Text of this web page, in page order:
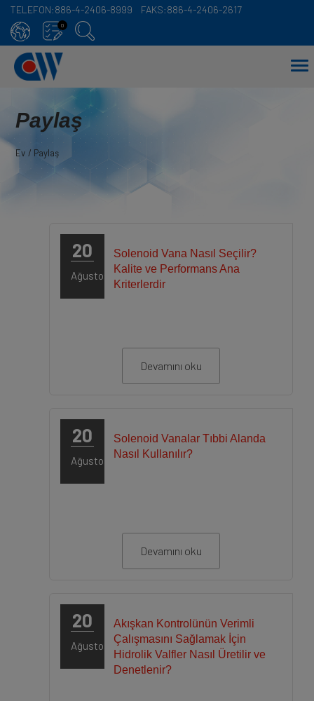
TELEFON:886-4-2406-8999 FAKS:886-4-2406-2617
0
Paylaş
Ev Paylaş
20
Ağustos
Solenoid Vana Nasıl Seçilir?
Kalite ve Performans Ana
Kriterlerdir
Devamını oku
20
Ağustos
Solenoid Vanalar Tıbbi Alanda
Nasıl Kullanılır?
Devamını oku
20
Ağustos
Akışkan Kontrolünün Verimli
Çalışmasını Sağlamak İçin
Hidrolik Valfler Nasıl Üretilir ve
Denetlenir?
Çerez yönetimi paneli